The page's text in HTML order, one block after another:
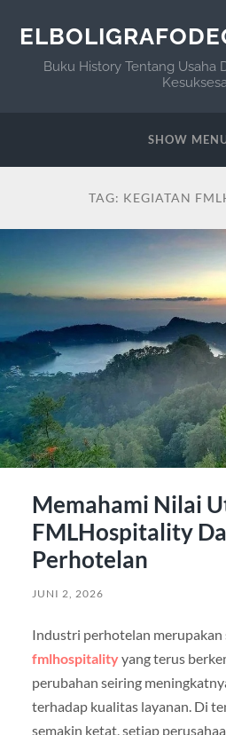
Buku History Tentang Usaha
SHOW
TAG: KEGIATAN
Memahami Nilai
FMLHospitality
Perhotelan
JUNI 2, 2026
Industri perhotelan merupakan
fmlhospitalityyang terus
perubahan seiring
terhadap kualitas layanan. Di
semakin ketat, setiap